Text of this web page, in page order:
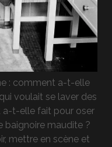
: comment a-t-elle
voulait se laver des
a-t-elle fait pour oser
baignoire maudite ?
mettre en scène et